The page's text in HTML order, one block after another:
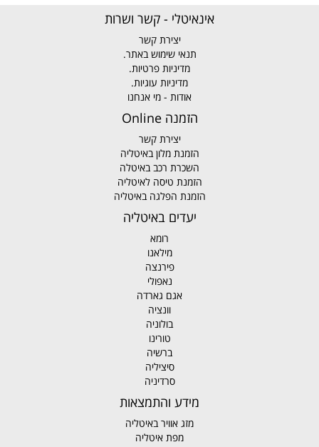
אינאיטלי - קשר ושרות
יצירת קשר
תנאי שימוש באתר.
מדיניות פרטיות.
מדיניות עוגיות.
אודות - מי אנחנו
הזמנה Online
יצירת קשר
הזמנת מלון באיטליה
השכרת רכב באיטלה
הזמנת טיסה לאיטליה
הזמנת הפלגה באיטליה
יעדים באיטליה
רומא
מילאנו
פירנצה
נאפולי
אגם גארדה
וונציה
בולוניה
טורינו
ברשיה
סיציליה
סרדיניה
מידע והתמצאות
מזג אוויר באיטליה
מפת איטליה